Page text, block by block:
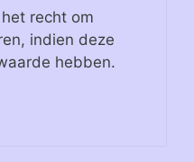
recht om
indien deze
hebben.